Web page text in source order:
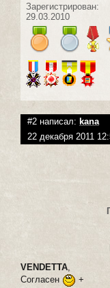
Зарегистрирован:
29.03.2010
#2 написал: kana
22 декабря 2011
VENDETTA,
Согласен
+